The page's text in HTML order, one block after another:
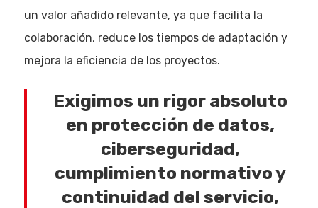
un valor añadido relevante, ya que facilita la
colaboración, reduce los tiempos de adaptación y
mejora la eficiencia de los proyectos.
Exigimos un rigor absoluto
en protección de datos,
ciberseguridad,
cumplimiento normativo y
continuidad del servicio,